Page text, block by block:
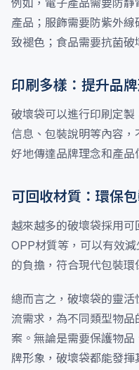
例如，電子產品需要防
產品；服飾需要防紫外
致褪色；食品需要抗菌破
印刷多樣：提升品
破壞袋可以進行印刷定
信息、包裝說明等內容
好地傳達品牌理念和產品
可回收材質：環保
越來越多的破壞袋採用可
OPP材質等，可以有效
的負擔，符合現代包裝環
總而言之，破壞袋的靈
流需求，為不同類型物
案。無論是需要保護物
牌形象，破壞袋都能發